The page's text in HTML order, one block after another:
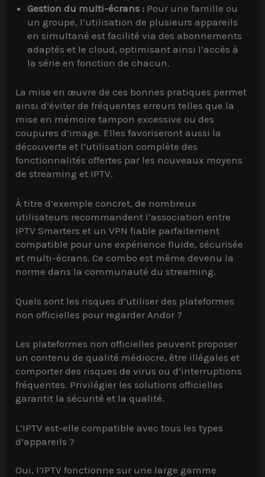
Gestion du multi-écrans : Pour une famille ou
un groupe, l’utilisation de plusieurs appareils
en simultané est facilité via des abonnements
adaptés et le cloud, optimisant ainsi l’accès à
la série en fonction de chacun.
La mise en œuvre de ces bonnes pratiques permet
ainsi d’éviter de fréquentes erreurs telles que la
mise en mémoire tampon excessive ou des
coupures d’image. Elles favoriseront aussi la
découverte et l’utilisation complète des
fonctionnalités offertes par les nouveaux moyens
de streaming et IPTV.
À titre d’exemple concret, de nombreux
utilisateurs recommandent l’association entre
IPTV Smarters et un VPN fiable parfaitement
compatible pour une expérience fluide, sécurisée
et multi-écrans. Ce combo est même devenu la
norme dans la communauté du streaming.
Quels sont les risques d’utiliser des plateformes
non officielles pour regarder Andor ?
Les plateformes non officielles peuvent proposer
un contenu de qualité médiocre, être illégales et
comporter des risques de virus ou d’interruptions
fréquentes. Privilégier les solutions officielles
garantit la sécurité et la qualité.
L’IPTV est-elle compatible avec tous les types
d’appareils ?
Oui, l’IPTV fonctionne sur une large gamme